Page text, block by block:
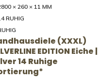
× 260 × 11 MM
RUHIG
(XXXL)
EDITION Eiche |
14 Ruhige